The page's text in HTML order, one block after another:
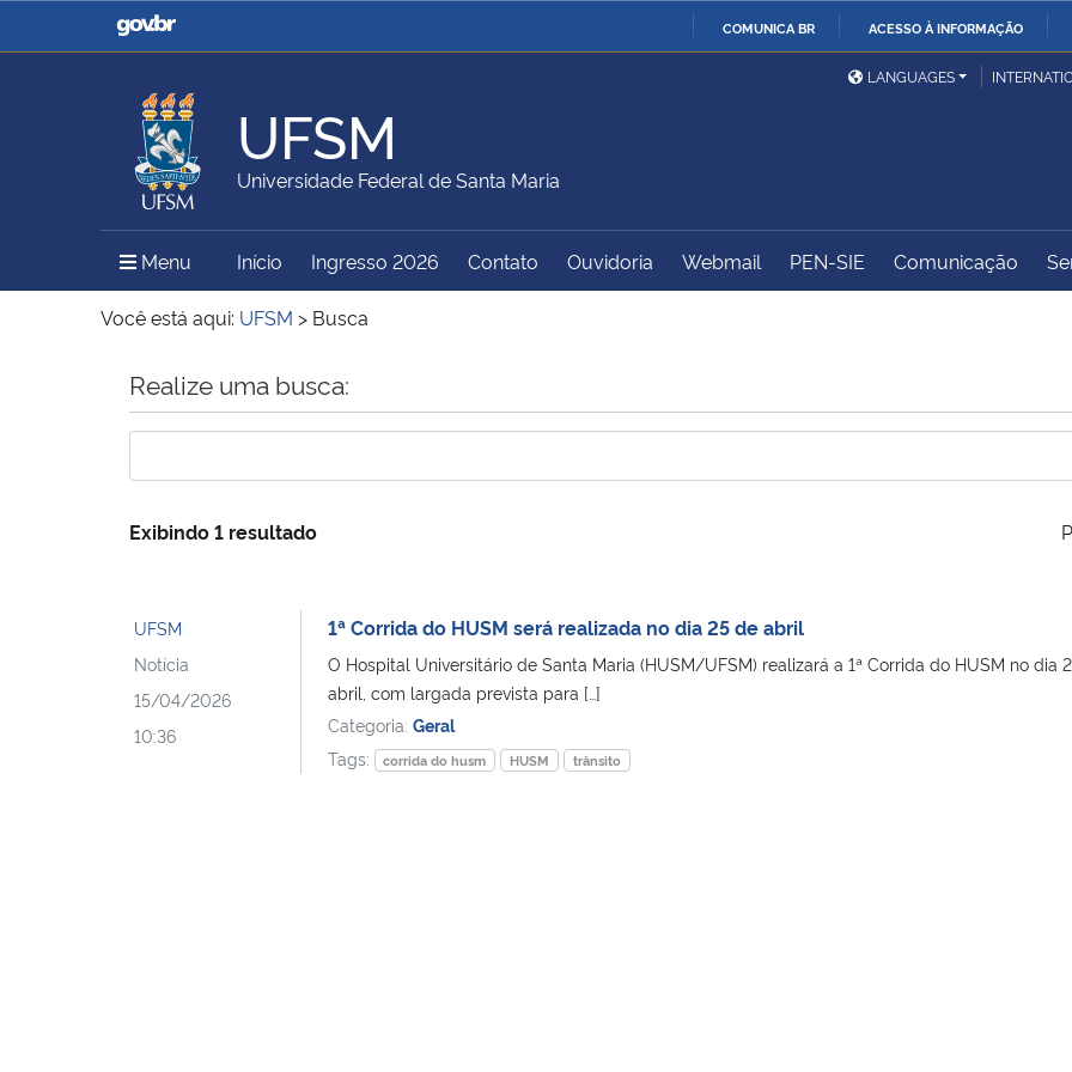
COMUNICA BR ACESSO À INFORMAÇÃO
Casa Civil
Ministério da Justiça e
Ministério da Defesa
Ministério das Relações
Exteriores
Ministério da Agricultura,
Pecuária e Abastecimento
Ministério da Educação
Ministério do Meio Ambiente Ministério do Turismo
Ministério do
Controladoria-Geral da
LANGUAGES
UFSM
Universidade Federal de Santa Maria
Menu Menu Principal do Sítio
Início Ingresso 2026 Contato Ouvidoria Webmail PEN-SIE Comunicação
Você está aqui: UFSM > Busca
Início do conteúdo
Realize uma busca:
Exibindo 1 resultado
UFSM
Notícia
15/04/2026
10:36
1ª Corrida do HUSM será realizada no dia 25 de abril
O Hospital Universitário de Santa Maria (HUSM/UFSM) realizará a 1ª Corrida do HUSM no dia
abril, com largada prevista para […]
Categoria: Geral
Tags:
corrida do husm HUSM trânsito